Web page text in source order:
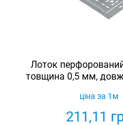
Лоток
товщина 0,5 мм,
211,11
ціна за 1м